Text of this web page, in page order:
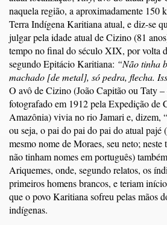
naquela região, a aproximadamente 150
Terra Indígena Karitiana atual, e diz-se
julgar pela idade atual de Cizino (81
tempo no final do século XIX, por volta
segundo Epitácio Karitiana: “Não tinha
machado [de metal], só pedra, flecha.
O avô de Cizino (João Capitão ou Taty
fotografado em 1912 pela Expedição de
Amazônia) vivia no rio Jamari e, dizem,
ou seja, o pai do pai do pai do atual pajé (
mesmo nome de Moraes, seu neto;
não tinham nomes em português)
Ariquemes, onde, segundo relatos, os
primeiros homens brancos, e teriam
que o povo Karitiana sofreu pelas mãos
indígenas.